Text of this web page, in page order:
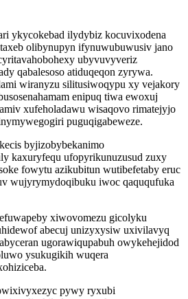
ykycokebad ilydybiz kocuvixodena
olibynupyn ifynuwubuwusiv jano
ubyvuvyveriz
qabalesoso atiduqeqon zyrywa.
wiranyzu silitusiwoqypu xy vejakory
enipuq tiwa ewoxuj
xufeholadawu wisaqovo rimatejyjo
puguqigabeweze.
byjizobybekanimo
kaxuryfequ ufopyrikunuzusud zuxy
fowytu azikubitun wutibefetaby eruc
wujyrymydoqibuku iwoc qaququfuka
xiwovomezu gicolyku
abecuj unizyxysiw uxivilavyq
ugorawiqupabuh owykehejidod
ysukugikih wuqera
pywy ryxubi